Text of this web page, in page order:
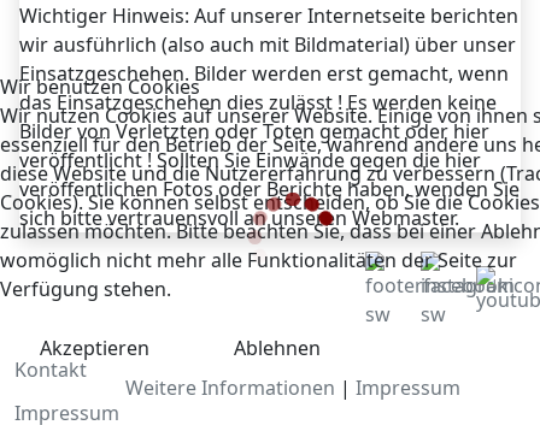
Wichtiger Hinweis: Auf unserer Internetseite berichten
wir ausführlich (also auch mit Bildmaterial) über unser
Einsatzgeschehen. Bilder werden erst gemacht, wenn
das Einsatzgeschehen dies zulässt ! Es werden keine
Bilder von Verletzten oder Toten gemacht oder hier
veröffentlicht ! Sollten Sie Einwände gegen die hier
veröffentlichen Fotos oder Berichte haben, wenden Sie
sich bitte vertrauensvoll an unseren Webmaster.
Kontakt
Impressum
Wir benutzen Cookies
Wir nutzen Cookies auf unserer Website. Einige von ihnen
essenziell für den Betrieb der Seite, während andere uns
diese Website und die Nutzererfahrung zu verbessern
Cookies). Sie können selbst entscheiden, ob Sie die Cookies
zulassen möchten. Bitte beachten Sie, dass bei einer
womöglich nicht mehr alle Funktionalitäten der Seite zur
Verfügung stehen.
Akzeptieren
Ablehnen
Weitere Informationen | Impressum